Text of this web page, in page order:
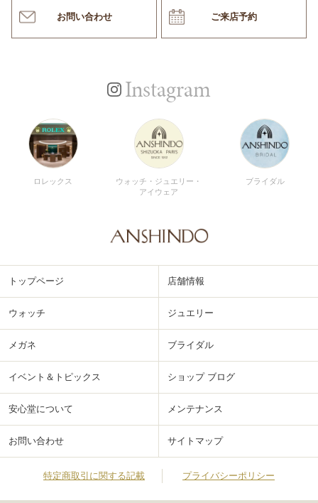
お問い合わせ ご来店予約
Instagram
ロレックス
ウォッチ・ジュエリー・
アイウェア
ブライダル
トップページ 店舗情報
ウォッチ ジュエリー
メガネ ブライダル
イベント＆トピックス ショップ ブログ
安心堂について メンテナンス
お問い合わせ サイトマップ
特定商取引に関する記載 プライバシーポリシー